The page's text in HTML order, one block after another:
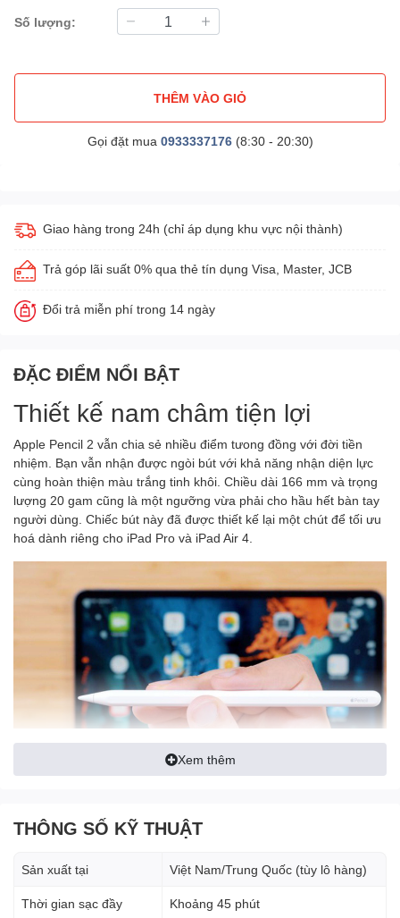
Số lượng:
THÊM VÀO GIỎ
Gọi đặt mua 0933337176(8:30 - 20:30)
Giao hàng trong 24h (chỉ áp dụng khu vực nội thành)
Trả góp lãi suất 0% qua thẻ tín dụng Visa, Master, JCB
Đổi trả miễn phí trong 14 ngày
ĐẶC ĐIỂM NỔI BẬT
Thiết kế nam châm tiện lợi
Apple Pencil 2 vẫn chia sẻ nhiều điểm tưong đồng với đời tiền
nhiệm. Bạn vẫn nhận được ngòi bút với khả năng nhận diện lực
cùng hoàn thiện màu trắng tinh khôi. Chiều dài 166 mm và trọng
lượng 20 gam cũng là một ngưỡng vừa phải cho hầu hết bàn tay
người dùng. Chiếc bút này đã được thiết kế lại một chút để tối ưu
hoá dành riêng cho iPad Pro và iPad Air 4.
Phần thân bút được vát phẳng, không chỉ giúp người dùng dễ
bút. Nhờ đó bạn có thể gắn chiếc bút này vào cạnh của iPad, giúp
Xem thêm
THÔNG SỐ KỸ THUẬT
Sản xuất tại Việt Nam/Trung Quốc (tùy lô hàng)
Thời gian sạc đầy Khoảng 45 phút